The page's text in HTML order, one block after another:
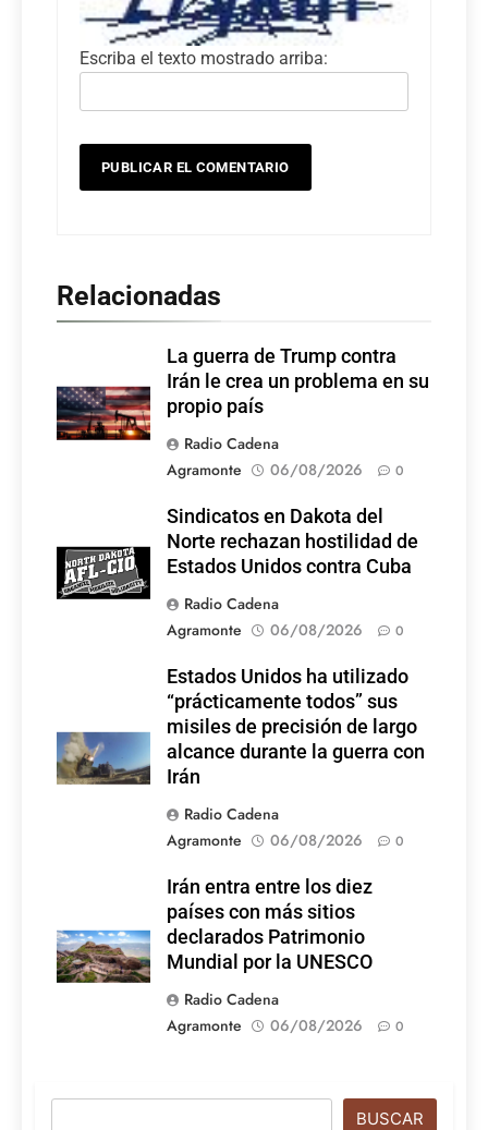
Escriba el texto mostrado arriba:
Relacionadas
La guerra de Trump contra
Irán le crea un problema en su
propio país
Radio Cadena
Agramonte
06/08/2026 0
Sindicatos en Dakota del
Norte rechazan hostilidad de
Estados Unidos contra Cuba
Radio Cadena
Agramonte
06/08/2026 0
Estados Unidos ha utilizado
“prácticamente todos” sus
misiles de precisión de largo
alcance durante la guerra con
Irán
Radio Cadena
Agramonte
06/08/2026 0
Irán entra entre los diez
países con más sitios
declarados Patrimonio
Mundial por la UNESCO
Radio Cadena
Agramonte
06/08/2026 0
BUSCAR